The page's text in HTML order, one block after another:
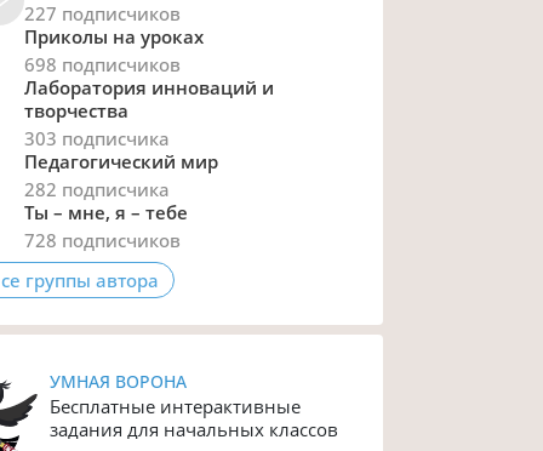
227 подписчиков
Приколы на уроках
698 подписчиков
Лаборатория инноваций и
творчества
303 подписчика
Педагогический мир
282 подписчика
Ты – мне, я – тебе
728 подписчиков
группы автора
УМНАЯ ВОРОНА
Бесплатные интерактивные
задания для начальных классов